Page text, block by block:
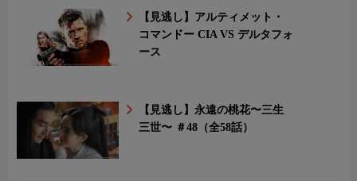
【見逃し】アルティメット・
コマンドー CIA VS デルタフォ
ース
【見逃し】永遠の桃花〜三生
三世〜 ＃48（全58話）